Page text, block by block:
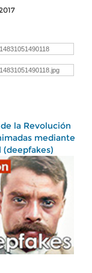
la Revolución
mediante